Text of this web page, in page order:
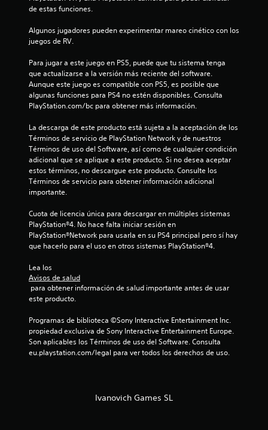
c
c
i
o
n
e
de estas funciones.
Algunos jugadores pueden experimentar mareo cinético con los
juegos de RV.
Para jugar a este juego en PS5, puede que tu sistema tenga
que actualizarse a la versión más reciente del software.
Aunque este juego es compatible con PS5, es posible que
algunas funciones para PS4 no estén disponibles. Consulta
PlayStation.com/bc para obtener más información.
La descarga de este producto está sujeta a la aceptación de los
Términos de servicio de PlayStation Network y de nuestros
Términos de uso del Software, así como de cualquier condición
adicional que se aplique a este producto. Si no desea aceptar
estos términos, no descargue este producto. Consulte los
Términos de servicio para obtener información adicional
importante.
Cuota de licencia única para descargar en múltiples sistemas
PlayStation®4. No hace falta iniciar sesión en
PlayStation®Network para usarla en su PS4 principal pero sí hay
que hacerlo para el uso en otros sistemas PlayStation®4.
Lea los
Avisos de salud
este producto.
Programas de biblioteca ©Sony Interactive Entertainment Inc.
propiedad exclusiva de Sony Interactive Entertainment Europe.
Son aplicables los Términos de uso del Software. Consulta
eu.playstation.com/legal para ver todos los derechos de uso.
Ivanovich Games SL